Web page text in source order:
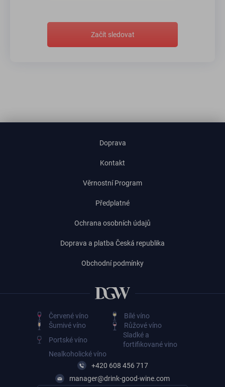
Začít sledovat
Doprava
Kontakt
Věrnostní Program
Předplatné
Ochrana osobních údajů
Doprava a platba Česká republika
Obchodní podmínky
Červené víno
Bílé víno
Šumivé víno
Růžové víno
Portské víno
Sladké a
fortifikované vino
Nealkoholické víno
+420 608 456 717
manager@drink-good-wine.com